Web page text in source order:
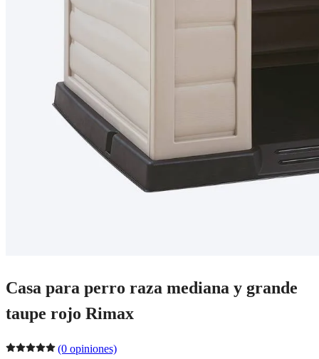
Casa para perro raza mediana y grande
taupe rojo Rimax
(0 opiniones)